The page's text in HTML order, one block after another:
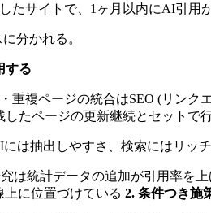
サイトで、1ヶ月以内にAI引用
分かれる。
する
重複ページの統合はSEO (リン
したページの更新継続とセット
には抽出しやすさ、検索にはリッ
は統計データの追加が引用率を
に位置づけている 2. 条件つき施